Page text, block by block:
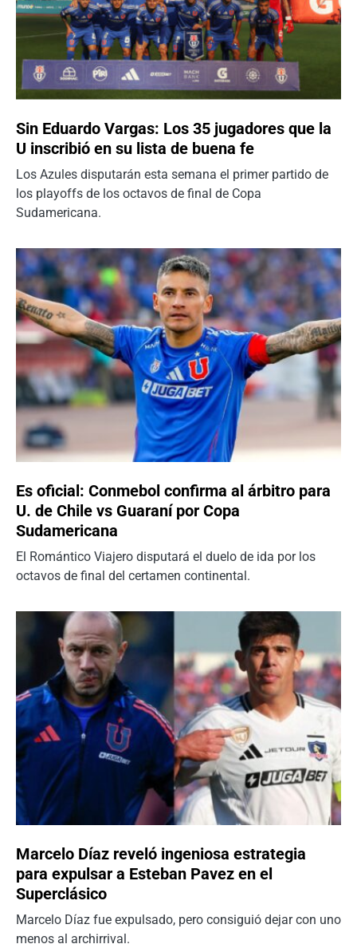
Sin Eduardo Vargas: Los 35 jugadores que la
U inscribió en su lista de buena fe
Los Azules disputarán esta semana el primer partido de
los playoffs de los octavos de final de Copa
Sudamericana.
Es oficial: Conmebol confirma al árbitro para
U. de Chile vs Guaraní por Copa
Sudamericana
El Romántico Viajero disputará el duelo de ida por los
octavos de final del certamen continental.
Marcelo Díaz reveló ingeniosa estrategia
para expulsar a Esteban Pavez en el
Superclásico
Marcelo Díaz fue expulsado, pero consiguió dejar con uno
menos al archirrival.